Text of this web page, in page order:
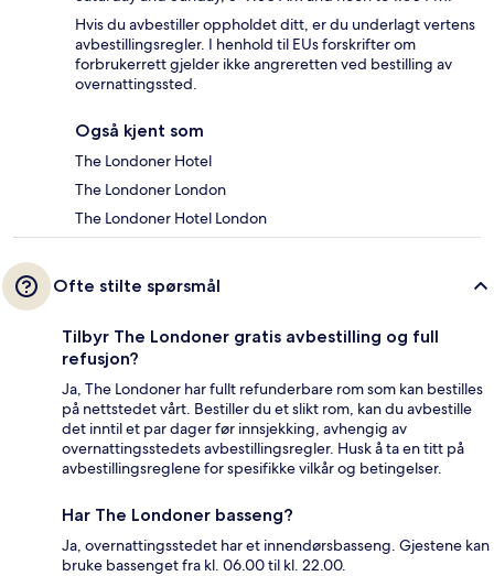
Hvis du avbestiller oppholdet ditt, er du underlagt vertens
avbestillingsregler. I henhold til EUs forskrifter om
forbrukerrett gjelder ikke angreretten ved bestilling av
overnattingssted.
Også kjent som
The Londoner Hotel
The Londoner London
The Londoner Hotel London
Ofte stilte spørsmål
Tilbyr The Londoner gratis avbestilling og full
refusjon?
Ja, The Londoner har fullt refunderbare rom som kan bestilles
på nettstedet vårt. Bestiller du et slikt rom, kan du avbestille
det inntil et par dager før innsjekking, avhengig av
overnattingsstedets avbestillingsregler. Husk å ta en titt på
avbestillingsreglene for spesifikke vilkår og betingelser.
Har The Londoner basseng?
Ja, overnattingsstedet har et innendørsbasseng. Gjestene kan
bruke bassenget fra kl. 06.00 til kl. 22.00.